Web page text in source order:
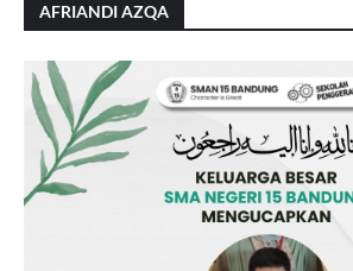
AFRIANDI AZQA